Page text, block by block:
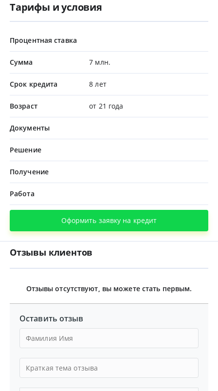
Тарифы и условия
Процентная ставка
Сумма 7 млн.
Срок кредита 8 лет
Возраст от 21 года
Документы
Решение
Получение
Работа
Оформить заявку на кредит
Отзывы клиентов
Отзывы отсутствуют, вы можете стать первым.
Оставить отзыв